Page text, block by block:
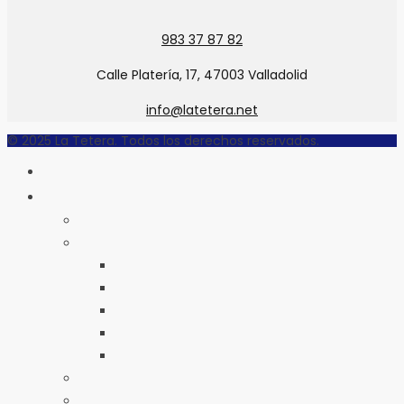
983 37 87 82
Calle Platería, 17, 47003 Valladolid
info@latetera.net
© 2025 La Tetera. Todos los derechos reservados.